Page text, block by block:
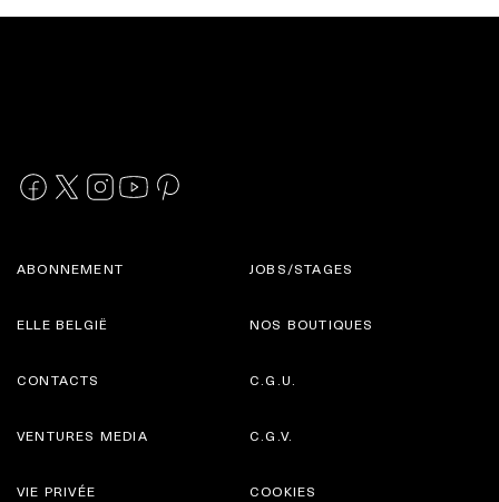
ABONNEMENT
ELLE BELGIË
JOBS/STAGES
NOS BOUTIQUES
CONTACTS
VENTURES MEDIA
C.G.U.
C.G.V.
VIE PRIVÉE COOKIES